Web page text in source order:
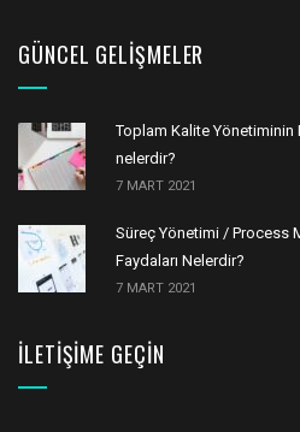
GÜNCEL GELIŞMELER
Toplam Kalite
nelerdir?
7 MART 2021
Süreç Yönetimi / Process
Faydaları Nelerdir?
7 MART 2021
İLETIŞIME GEÇIN